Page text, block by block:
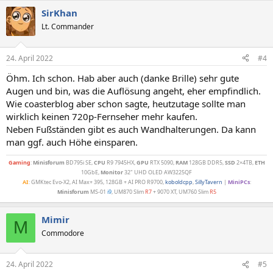
k
t
i
e
n
:
SirKhan
Lt. Commander
24. April 2022 #4
Öhm. Ich schon. Hab aber auch (danke Brille) sehr gute
Augen und bin, was die Auflösung angeht, eher empfindlich.
Wie coasterblog aber schon sagte, heutzutage sollte man
wirklich keinen 720p-Fernseher mehr kaufen.
Neben Fußständen gibt es auch Wandhalterungen. Da kann
man ggf. auch Höhe einsparen.
Gaming: Minisforum BD795i SE, CPU R9 7945HX, GPU RTX 5090, RAM128GB DDR5, SSD 2×4TB, ETH
10GbE, Monitor32" UHD OLED AW3225QF
AI: GMKtec Evo-X2, AI Max+ 395, 128GB + AI PRO R9700, koboldcpp SillyTavern | MiniPCs:
Minisforum MS-01 i9, UM870 SlimR7+ 9070 XT, UM760 SlimR5
M Mimir
Commodore
24. April 2022 #5